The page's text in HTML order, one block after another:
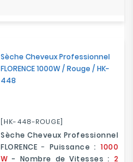
Sèche Cheveux Professionnel
FLORENCE 1000W / Rouge / HK-
448
[HK-448-ROUGE]
Sèche Cheveux Professionnel
FLORENCE - Puissance : 1000
W - Nombre de Vitesses : 2